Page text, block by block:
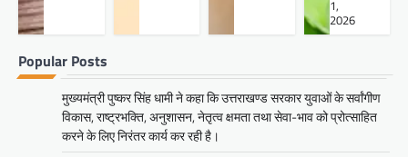
1,
2026
Popular Posts
मुख्यमंत्री पुष्कर सिंह धामी ने कहा कि उत्तराखण्ड सरकार युवाओं के सर्वांगीण
विकास, राष्ट्रभक्ति, अनुशासन, नेतृत्व क्षमता तथा सेवा-भाव को प्रोत्साहित
करने के लिए निरंतर कार्य कर रही है।